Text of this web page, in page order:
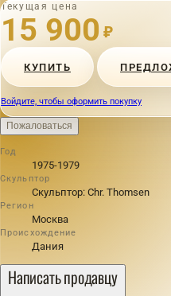
Текущая цена
15 900 ₽
КУПИТЬ
Войдите, чтобы оформить покупку
Пожаловаться
Год
1975-1979
Скульптор
Скульптор: Chr. Thomsen
Регион
Москва
Происхождение
Дания
Написать продавцу